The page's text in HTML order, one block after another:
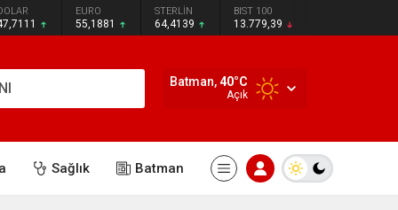
EURO
55,1881
STERLİN
64,4139
BIST 100
13.779,39
Batman,40°C
Açık
Sağlık Batman